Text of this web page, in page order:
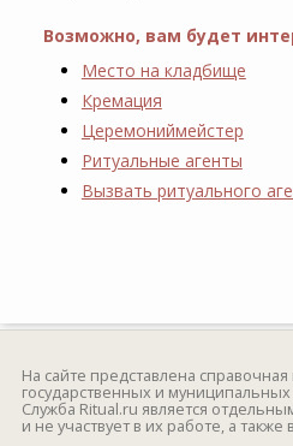
Возможно, вам будет
Место на кладбище
Кремация
Церемониймейстер
Ритуальные агенты
Вызвать ритуального
На сайте представлена
государственных и
Служба Ritual.ru является
и не участвует в их работе, а